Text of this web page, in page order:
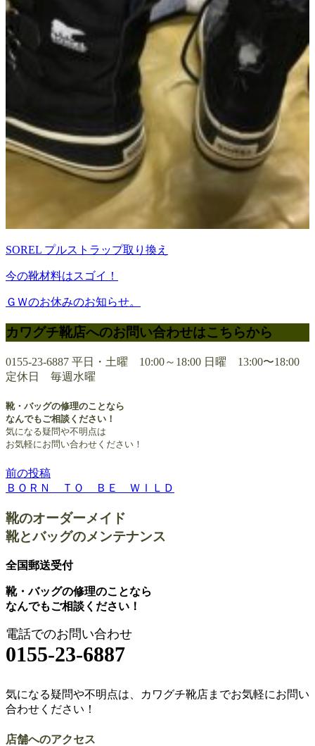
SOREL プルストラップ取り換え
今の靴材料はスゴイ！
ＧＷのお休みのお知らせ。
カワグチ靴店へのお問い合わせはこちらから
0155-23-6887 平日・土曜 10:00～18:00 日曜 13:00〜18:00
定休日 毎週水曜
靴・バッグの修理のことなら
なんでもご相談ください！
気になる疑問や不明点は
お気軽にお問い合わせください！
投
稿
ナ
ビ
ゲ
ー
シ
ョ
ン
前の投稿
ＢＯＲＮ ＴＯ ＢＥ ＷＩＬＤ
靴のオーダーメイド
靴とバッグのメンテナンス
全国郵送受付
靴・バッグの修理のことなら
なんでもご相談ください！
電話でのお問い合わせ
0155-23-6887
気になる疑問や不明点は、カワグチ靴店までお気軽にお問い
合わせください！
店舗へのアクセス